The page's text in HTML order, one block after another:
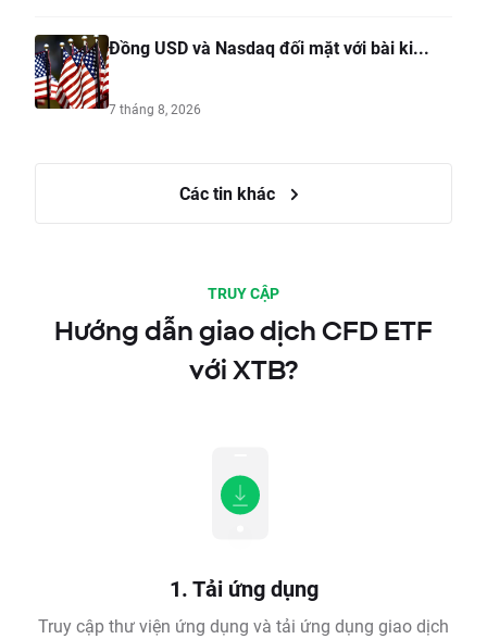
Đồng USD và Nasdaq đối mặt với bài ki...
7 tháng 8, 2026
Các tin khác
TRUY CẬP
Hướng dẫn giao dịch CFD ETF
với XTB?
1. Tải ứng dụng
Truy cập thư viện ứng dụng và tải ứng dụng giao dịch